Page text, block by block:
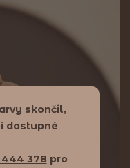
skončil,
dostupné
378 pro